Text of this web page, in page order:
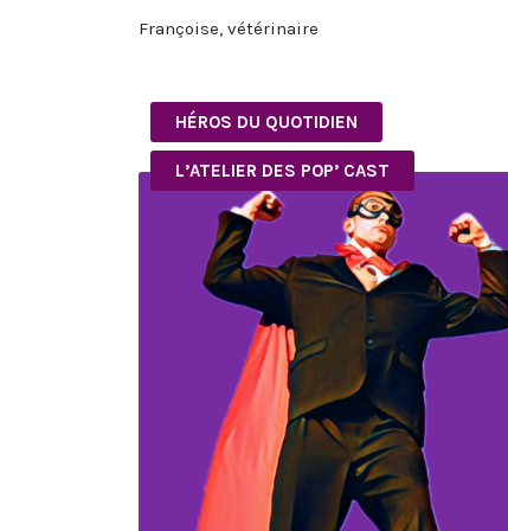
Françoise, vétérinaire
HÉROS DU QUOTIDIEN
L’ATELIER DES POP’ CAST